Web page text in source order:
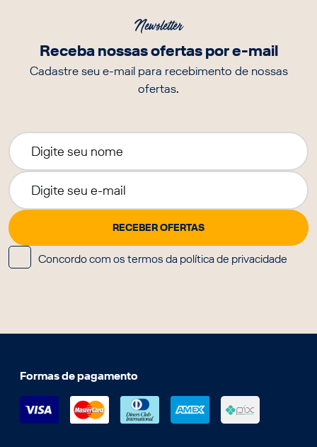
Newsletter
Receba nossas ofertas por e-mail
Cadastre seu e-mail para recebimento de nossas
ofertas.
Concordo com os termos da política de privacidade
Formas de pagamento